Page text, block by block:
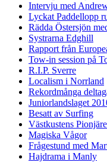
Intervju med
Lyckat Paddellopp
Rädda Östersjön
Systrarna Edghill
Rapport från
Tow-in session på
R.I.P. Sverre
Localism i Norrland
Rekordmånga
Juniorlandslaget
Besatt av Surfing
Västkustens
Magiska Vågor
Frågestund med
Hajdrama i Manly